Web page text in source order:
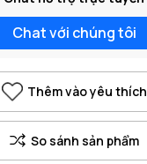
Chat với chúng tôi
Thêm vào yêu thích